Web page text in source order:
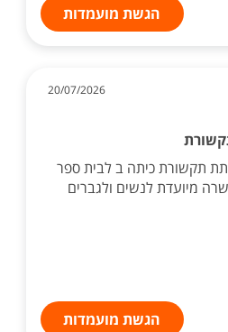
הגשת מועמדות
20/07/2026
תקשורת כיתה ב לבית ספר
מיועדת לנשים ולגברים
הגשת מועמדות